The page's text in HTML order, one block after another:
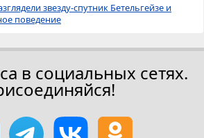
звезду-спутник Бетельгейзе и
поведение
в социальных сетях.